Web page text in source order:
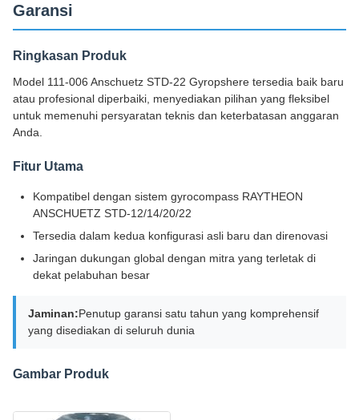
Garansi
Ringkasan Produk
Model 111-006 Anschuetz STD-22 Gyropshere tersedia baik baru
atau profesional diperbaiki, menyediakan pilihan yang fleksibel
untuk memenuhi persyaratan teknis dan keterbatasan anggaran
Anda.
Fitur Utama
Kompatibel dengan sistem gyrocompass RAYTHEON
ANSCHUETZ STD-12/14/20/22
Tersedia dalam kedua konfigurasi asli baru dan direnovasi
Jaringan dukungan global dengan mitra yang terletak di
dekat pelabuhan besar
Jaminan:Penutup garansi satu tahun yang komprehensif
yang disediakan di seluruh dunia
Gambar Produk